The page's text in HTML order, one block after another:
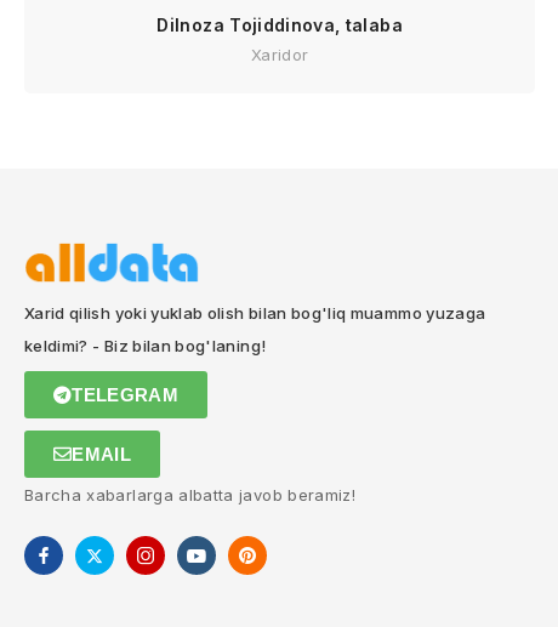
Dilnoza Tojiddinova, talaba
Xaridor
Xarid qilish yoki yuklab olish bilan bog'liq muammo yuzaga
keldimi? - Biz bilan bog'laning!
TELEGRAM
EMAIL
Barcha xabarlarga albatta javob beramiz!